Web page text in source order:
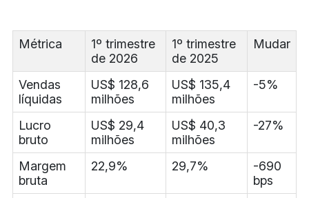
Métrica
1º trimestre
de 2026
1º trimestre
de 2025
Mudar
Vendas
líquidas
US$ 128,6
milhões
US$ 135,4
milhões
-5%
Lucro
bruto
US$ 29,4
milhões
US$ 40,3
milhões
-27%
Margem
bruta
22,9% 29,7%
-690
bps